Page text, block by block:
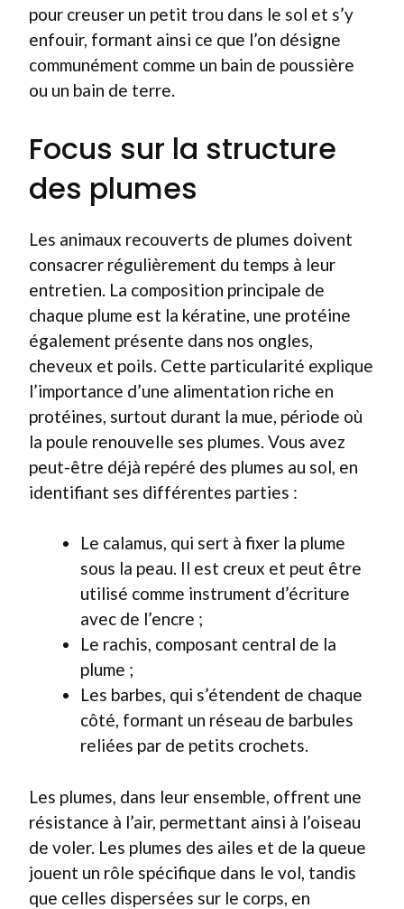
pour creuser un petit trou dans le sol et s’y
enfouir, formant ainsi ce que l’on désigne
communément comme un bain de poussière
ou un bain de terre.
Focus sur la structure
des plumes
Les animaux recouverts de plumes doivent
consacrer régulièrement du temps à leur
entretien. La composition principale de
chaque plume est la kératine, une protéine
également présente dans nos ongles,
cheveux et poils. Cette particularité explique
l’importance d’une alimentation riche en
protéines, surtout durant la mue, période où
la poule renouvelle ses plumes. Vous avez
peut-être déjà repéré des plumes au sol, en
identifiant ses différentes parties :
Le calamus, qui sert à fixer la plume
sous la peau. Il est creux et peut être
utilisé comme instrument d’écriture
avec de l’encre ;
Le rachis, composant central de la
plume ;
Les barbes, qui s’étendent de chaque
côté, formant un réseau de barbules
reliées par de petits crochets.
Les plumes, dans leur ensemble, offrent une
résistance à l’air, permettant ainsi à l’oiseau
de voler. Les plumes des ailes et de la queue
jouent un rôle spécifique dans le vol, tandis
que celles dispersées sur le corps, en